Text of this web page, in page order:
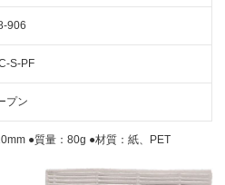
906
S-PF
プン
●質量：80g ●材質：紙、PET